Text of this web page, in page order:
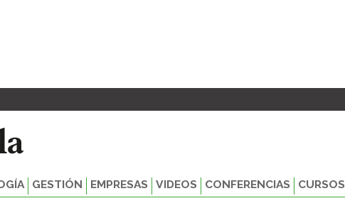
GESTIÓN EMPRESAS VIDEOS CONFERENCIAS CURSOS